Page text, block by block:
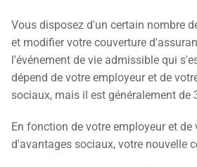
Vous disposez d'un certain nombre
et modifier votre couverture
l'événement de vie admissible qui
dépend de votre employeur et de
sociaux, mais il est généralement de
En fonction de votre employeur et de
d'avantages sociaux, votre nouvelle